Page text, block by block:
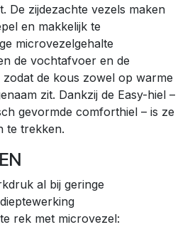
De zijdezachte vezels maken
en makkelijk te
microvezelgehalte
de vochtafvoer en de
de kous zowel op warme
zit. Dankzij de Easy-hiel –
gevormde comforthiel – is ze
te trekken.
al bij geringe
rek met microvezel: